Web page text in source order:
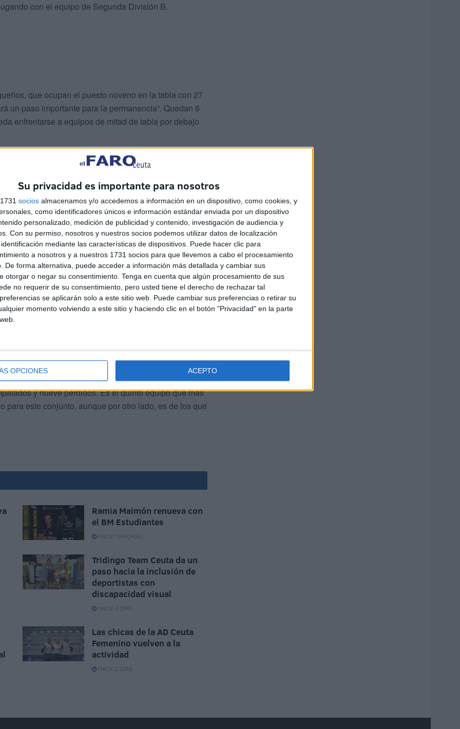
Su privacidad es importante para nosotros
socios almacenamos y/o accedemos a información en un dispositivo, como cookies, y
como identificadores únicos e información estándar enviada por un dispositivo
personalizado, medición de publicidad y contenido, investigación de audiencia y
Con su permiso, nosotros y nuestros socios podemos utilizar datos de localización
mediante las características de dispositivos. Puede hacer clic para
a nosotros y a nuestros 1731 socios para que llevemos a cabo el procesamiento
De forma alternativa, puede acceder a información más detallada y cambiar sus
otorgar o negar su consentimiento. Tenga en cuenta que algún procesamiento de sus
no requerir de su consentimiento, pero usted tiene el derecho de rechazar tal
se aplicarán solo a este sitio web. Puede cambiar sus preferencias o retirar su
momento volviendo a este sitio y haciendo clic en el botón "Privacidad" en la parte
OPCIONES ACEPTO
con el equipo de Segunda División B.
que ocupan el puesto noveno en la tabla con 27
un paso importante para la permanencia”. Quedan 6
enfrentarse a equipos de mitad de tabla por debajo
para el conjunto de Sergio Bermúdez “no están siendo
las cosas bien” declara el entrenador.
está encuadrado este equipo el Deportivo Unión
y que no están cerca de Ceuta, con el hándicap del
reponerse en situaciones complicadas. El balance
y nueve perdidos. Es el quinto equipo que más
para este conjunto, aunque por otro lado, es de los que
Ramia Maimón renueva con
el BM Estudiantes
HACE 19 HORAS
Tridingo Team Ceuta da un
paso hacia la inclusión de
deportistas con
discapacidad visual
HACE 2 DÍAS
Las chicas de la AD Ceuta
Femenino vuelven a la
actividad
HACE 2 DÍAS